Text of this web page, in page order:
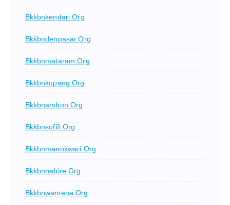
Bkkbnkendari.org
Bkkbndenpasar.org
Bkkbnmataram.org
Bkkbnkupang.org
Bkkbnambon.org
Bkkbnsofifi.org
Bkkbnmanokwari.org
Bkkbnnabire.org
Bkkbnwamena.org